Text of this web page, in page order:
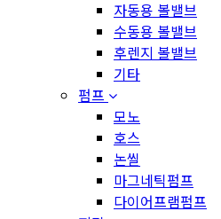
자동용 볼밸브
수동용 볼밸브
후렌지 볼밸브
기타
펌프
모노
호스
논씰
마그네틱펌프
다이어프램펌프